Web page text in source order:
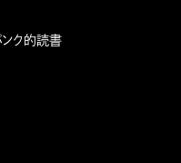
ク的読書